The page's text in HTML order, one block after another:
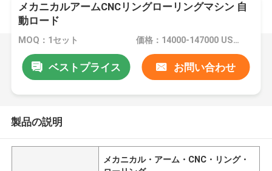
メカニカルアームCNCリングローリングマシン 自
動ロード
MOQ：1セット 価格：14000-147000 USD per set
ベストプライス お問い合わせ
製品の説明
メカニカル・アーム・CNC・リング・